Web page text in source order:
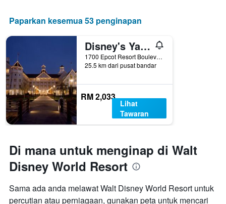
Paparkan kesemua 53 penginapan
Disney's Yacht Club Resort
1700 Epcot Resort Boulevard, Orlando, FL, Amerika Syarikat
25.5 km dari pusat bandar
RM 2,033
Lihat
Tawaran
Di mana untuk menginap di Walt
Disney World Resort
Sama ada anda melawat Walt Disney World Resort untuk
percutian atau perniagaan, gunakan peta untuk mencari